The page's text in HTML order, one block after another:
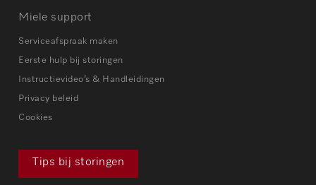
Miele support
Serviceafspraak maken
Eerste hulp bij storingen
Instructievideo’s & Handleidingen
Privacy beleid
Cookies
Tips bij storingen